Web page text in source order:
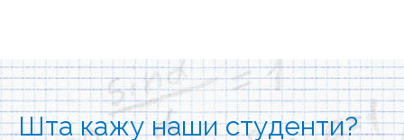
Шта кажу наши студенти?